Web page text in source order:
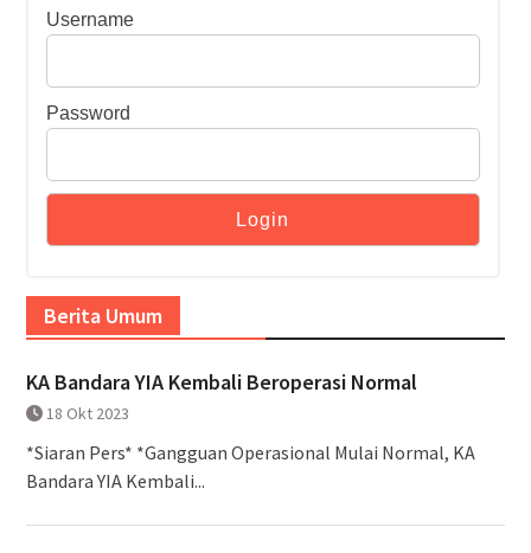
Username
Password
Berita Umum
KA Bandara YIA Kembali Beroperasi Normal
18 Okt 2023
*Siaran Pers* *Gangguan Operasional Mulai Normal, KA
Bandara YIA Kembali...